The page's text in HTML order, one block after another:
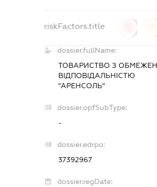
riskFactors.title
dossier.fullName:
ТОВАРИСТВО З
ВІДПОВІДАЛЬНІСТЮ
"АРЕНСОЛЬ"
dossier.opfSubType:
-
dossier.edrpo:
37392967
dossier.regDate: